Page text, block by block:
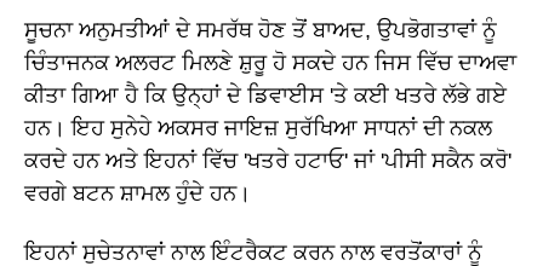
ਸੂਚਨਾ ਅਨੁਮਤੀਆਂ ਦੇ ਸਮਰੱਥ ਹੋਣ ਤੋਂ ਬਾਅਦ, ਉਪਭੋਗਤਾਵਾਂ ਨੂੰ
ਚਿੰਤਾਜਨਕ ਅਲਰਟ ਮਿਲਣੇ ਸ਼ੁਰੂ ਹੋ ਸਕਦੇ ਹਨ ਜਿਸ ਵਿੱਚ ਦਾਅਵਾ
ਕੀਤਾ ਗਿਆ ਹੈ ਕਿ ਉਨ੍ਹਾਂ ਦੇ ਡਿਵਾਈਸ 'ਤੇ ਕਈ ਖਤਰੇ ਲੱਭੇ ਗਏ
ਹਨ। ਇਹ ਸੁਨੇਹੇ ਅਕਸਰ ਜਾਇਜ਼ ਸੁਰੱਖਿਆ ਸਾਧਨਾਂ ਦੀ ਨਕਲ
ਕਰਦੇ ਹਨ ਅਤੇ ਇਹਨਾਂ ਵਿੱਚ 'ਖਤਰੇ ਹਟਾਓ' ਜਾਂ 'ਪੀਸੀ ਸਕੈਨ ਕਰੋ'
ਵਰਗੇ ਬਟਨ ਸ਼ਾਮਲ ਹੁੰਦੇ ਹਨ।
ਇਹਨਾਂ ਸੁਚੇਤਨਾਵਾਂ ਨਾਲ ਇੰਟਰੈਕਟ ਕਰਨ ਨਾਲ ਵਰਤੋਂਕਾਰਾਂ ਨੂੰ